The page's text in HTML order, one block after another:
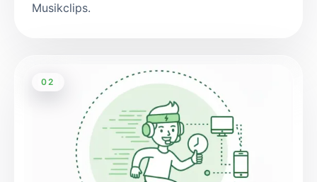
Musikclips.
02